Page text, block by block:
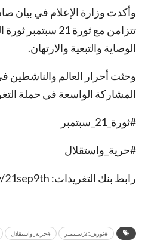
وأكدت وزارة الإعلام في بيان
تتزامن مع ثورة 21
الوصاية والتبعية والارتهان.
وحثت أحرار العالم والناشطين
المشاركة الواسعة في حملة
#ثورة_21_سبتمبر
#حرية_واستقلال
رابط بنك التغريدات: bit.ly/21sep9th .
#ثورة_21_سبتمبر #حرية_واستقلال